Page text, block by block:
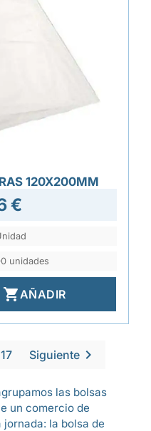
120X200MM
€
unidades
AÑADIR
17 Siguiente
las bolsas
un comercio de
la bolsa de